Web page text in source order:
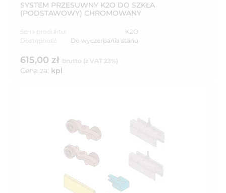
SYSTEM PRZESUWNY K2O DO SZKŁA
(PODSTAWOWY) CHROMOWANY
Seria produktu:
K2O
Dostępność:
Do wyczerpania stanu
615,00 zł brutto (z VAT 23%)
Cena za: kpl